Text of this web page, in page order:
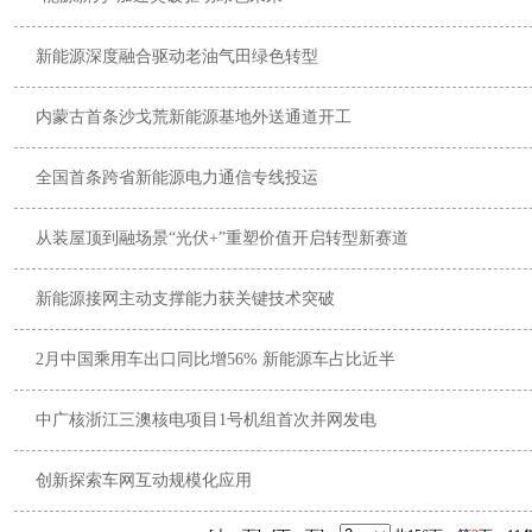
新能源深度融合驱动老油气田绿色转型
内蒙古首条沙戈荒新能源基地外送通道开工
全国首条跨省新能源电力通信专线投运
从装屋顶到融场景“光伏+”重塑价值开启转型新赛道
新能源接网主动支撑能力获关键技术突破
2月中国乘用车出口同比增56% 新能源车占比近半
中广核浙江三澳核电项目1号机组首次并网发电
创新探索车网互动规模化应用